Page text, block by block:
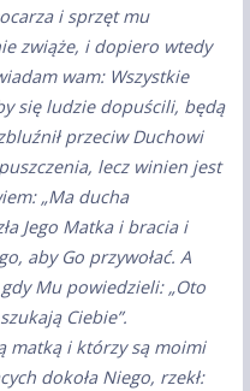
i sprzęt mu
zwiąże, i dopiero wtedy
wam: Wszystkie
się ludzie dopuścili, będą
przeciw Duchowi
lecz winien jest
„Ma ducha
Jego Matka i bracia i
aby Go przywołać. A
Mu powiedzieli: „Oto
Ciebie”.
matką i którzy są moimi
dokoła Niego, rzekł: